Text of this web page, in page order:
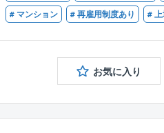
# マンション
# 再雇用制度あり #
お気に入り